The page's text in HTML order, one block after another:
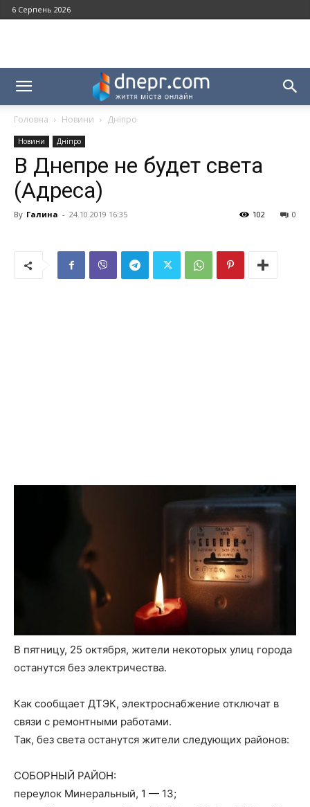
6 Серпень 2026
Головна Новини Дніпро
Новини Дніпро
В Днепре не будет света
(Адреса)
By Галина - 24.10.2019 16:35 0
102
В пятницу, 25 октября, жители некоторых улиц города
останутся без электричества.
Как сообщает ДТЭК, электроснабжение отключат в
связи с ремонтными работами.
Так, без света останутся жители следующих районов:
СОБОРНЫЙ РАЙОН:
переулок Минеральный, 1 — 13;